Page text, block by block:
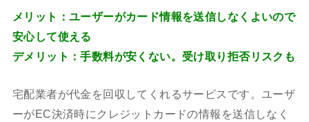
メリット：ユーザーがカード情報を送信しなくよいので
安心して使える
デメリット：手数料が安くない。受け取り拒否リスクも
宅配業者が代金を回収してくれるサービスです。ユーザ
ーがEC決済時にクレジットカードの情報を送信しなく